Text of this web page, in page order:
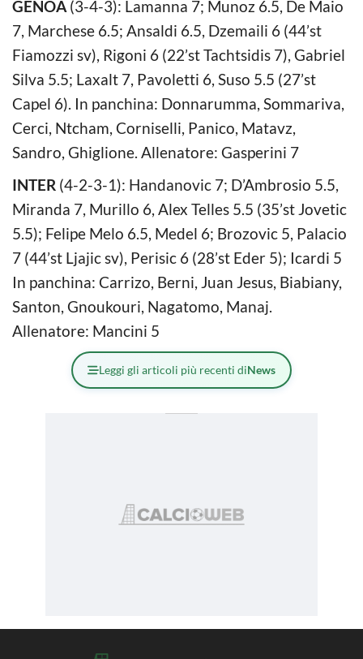
GENOA (3-4-3): Lamanna 7; Munoz 6.5, De Maio
7, Marchese 6.5; Ansaldi 6.5, Dzemaili 6 (44’st
Fiamozzi sv), Rigoni 6 (22’st Tachtsidis 7), Gabriel
Silva 5.5; Laxalt 7, Pavoletti 6, Suso 5.5 (27’st
Capel 6). In panchina: Donnarumma, Sommariva,
Cerci, Ntcham, Corniselli, Panico, Matavz,
Sandro, Ghiglione. Allenatore: Gasperini 7
INTER (4-2-3-1): Handanovic 7; D’Ambrosio 5.5,
Miranda 7, Murillo 6, Alex Telles 5.5 (35’st Jovetic
5.5); Felipe Melo 6.5, Medel 6; Brozovic 5, Palacio
7 (44’st Ljajic sv), Perisic 6 (28’st Eder 5); Icardi 5
In panchina: Carrizo, Berni, Juan Jesus, Biabiany,
Santon, Gnoukouri, Nagatomo, Manaj.
Allenatore: Mancini 5
Leggi gli articoli più recenti diNews